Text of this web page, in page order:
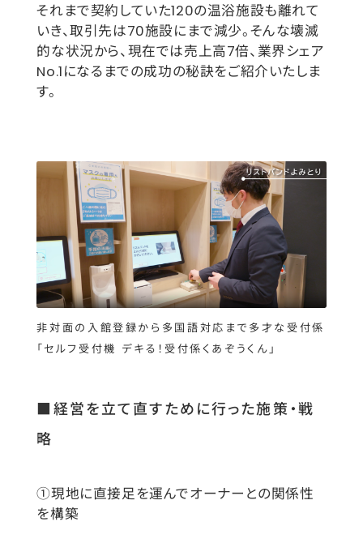
#1日密着 #AI #IT #M&A
#SDGs #⼊社式 #⾛幅跳 #くらし
#インボイス #ウェルビーイング
#ファイテン株式会社 #ベースアップ
#ボディワークアカデミー #ポストシステムズ
#リサとガスパール #リゾート #ワーホリ
#三段跳 #下肢静脈瘤 #代謝アップ
#冷房冷え #地域振興 #専門講習
#幕張温泉 湯楽の里 ほぐし処 #座談会
#新たな道 #日本陸上競技選手権大会
#温活グッズ
#職務満足度
それまで契約していた120の温浴施設も離れて
いき、取引先は70施設にまで減少。そんな壊滅
的な状況から、現在では売上高7倍、業界シェア
No.1になるまでの成功の秘訣をご紹介いたしま
す。
非対面の入館登録から多国語対応まで多才な受付係
「セルフ受付機 デキる！受付係くあぞうくん」
■経営を立て直すために行った施策・戦
略
①現地に直接足を運んでオーナーとの関係性
を構築